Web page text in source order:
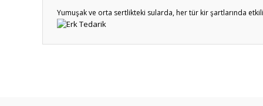
Yumuşak ve orta sertlikteki sularda, her tür kir şartlarında